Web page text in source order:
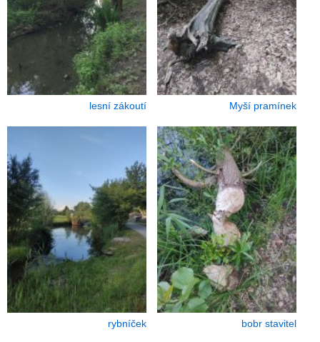
lesní zákoutí Myší pramínek
rybníček bobr stavitel